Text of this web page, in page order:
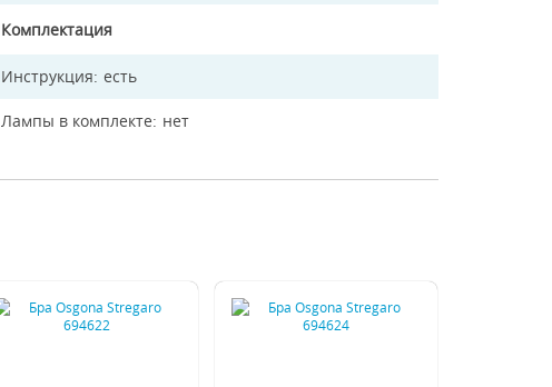
Комплектация
Инструкция есть
Лампы в комплекте нет